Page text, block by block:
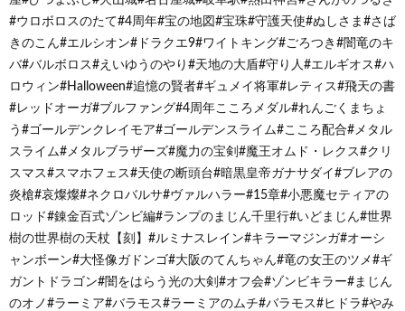
#ウロボロスのたて#4周年#宝の地図#宝珠#守護天使#ぬしさま#さば
きのこん#エルシオン#ドラクエ9#ワイトキング#ごろつき#闇竜のキ
バ#バルボロス#えいゆうのやり#天地の大盾#守り人#エルギオス#ハ
ロウィン#Halloween#追憶の賢者#ギュメイ将軍#レティス#飛天の書
#レッドオーガ#ブルファング#4周年こころメダル#れんごくまちょ
う#ゴールデンクレイモア#ゴールデンスライム#こころ配合#メタル
スライム#メタルブラザーズ#魔力の宝剣#魔王オムド・レクス#クリ
スマス#スマホフェス#天使の断頭台#暗黒皇帝ガナサダイ#ブレアの
炎槍#哀燦燦#ネクロバルサ#ヴァルハラー#15章#小悪魔セティアの
ロッド#錬金百式ゾンビ編#ランプのまじん千里行#いどまじん#世界
樹の世界樹の天杖【刻】#ルミナスレイン#キラーマジンガ#オーシ
ャンボーン#大怪像ガドンゴ#大阪のてんちゃん#竜の女王のツメ#ギ
ガントドラゴン#闇をはらう光の大剣#オフ会#ゾンビキラー#まじん
のオノ#ラーミア#バラモス#ラーミアのムチ#バラモス#ヒドラ#やみ